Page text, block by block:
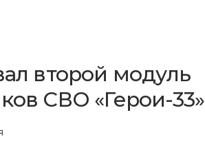
второй модуль
СВО «Герои-33»